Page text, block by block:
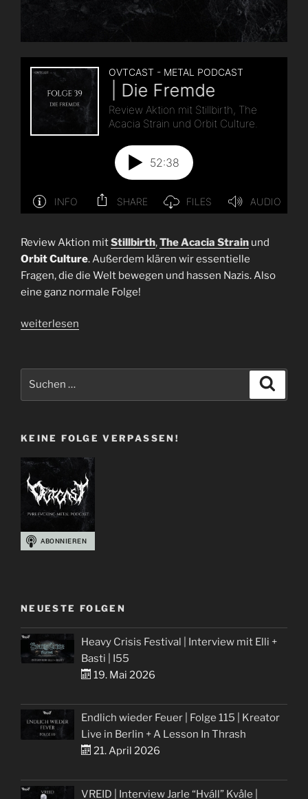
Review Aktion mitStillbirth,The Acacia Strain und
Orbit Culture. Außerdem klären wir essentielle
Fragen, die die Welt bewegen und hassen Nazis. Also
eine ganz normale Folge!
„Folge
Die
Fremde“
weiterlesen
KEINE FOLGE VERPASSEN!
NEUESTE FOLGEN
Heavy Crisis Festival | Interview mit Elli +
Basti | I55
19. Mai 2026
Endlich wieder Feuer | Folge 115 | Kreator
Live in Berlin + A Lesson In Thrash
21. April 2026
VREID | Interview Jarle “Hváll” Kvåle |